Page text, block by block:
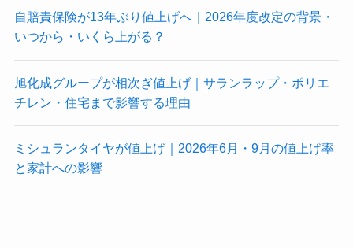
自賠責保険が13年ぶり値上げへ｜2026年度改定の背景・
いつから・いくら上がる？
旭化成グループが相次ぎ値上げ｜サランラップ・ポリエ
チレン・住宅まで影響する理由
ミシュランタイヤが値上げ｜2026年6月・9月の値上げ率
と家計への影響